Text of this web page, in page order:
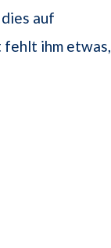
auf
fehlt ihm etwas,